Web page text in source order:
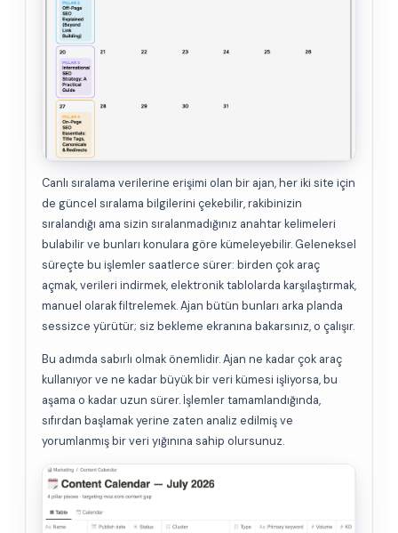
Canlı sıralama verilerine erişimi olan bir ajan, her iki site için
de güncel sıralama bilgilerini çekebilir, rakibinizin
sıralandığı ama sizin sıralanmadığınız anahtar kelimeleri
bulabilir ve bunları konulara göre kümeleyebilir. Geleneksel
süreçte bu işlemler saatlerce sürer: birden çok araç
açmak, verileri indirmek, elektronik tablolarda karşılaştırmak,
manuel olarak filtrelemek. Ajan bütün bunları arka planda
sessizce yürütür; siz bekleme ekranına bakarsınız, o çalışır.
Bu adımda sabırlı olmak önemlidir. Ajan ne kadar çok araç
kullanıyor ve ne kadar büyük bir veri kümesi işliyorsa, bu
aşama o kadar uzun sürer. İşlemler tamamlandığında,
sıfırdan başlamak yerine zaten analiz edilmiş ve
yorumlanmış bir veri yığınına sahip olursunuz.